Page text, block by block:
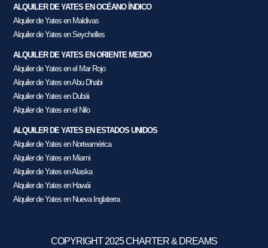
ALQUILER DE YATES EN OCÉANO ÍNDICO
Alquiler de Yates en Maldivas
Alquiler de Yates en Seychelles
ALQUILER DE YATES EN ORIENTE MEDIO
Alquiler de Yates en el Mar Rojo
Alquiler de Yates en Abu Dhabi
Alquiler de Yates en Dubái
Alquiler de Yates en el Nilo
ALQUILER DE YATES EN ESTADOS UNIDOS
Alquiler de Yates en Norteamérica
Alquiler de Yates en Miami
Alquiler de Yates en Alaska
Alquiler de Yates en Hawái
Alquiler de Yates en Nueva Inglaterra
COPYRIGHT 2025 CHARTER & DREAMS